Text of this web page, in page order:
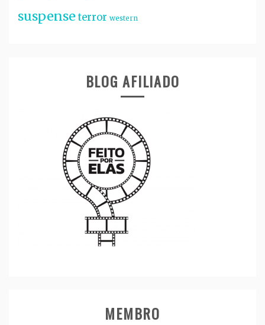
suspense terror western
BLOG AFILIADO
MEMBRO